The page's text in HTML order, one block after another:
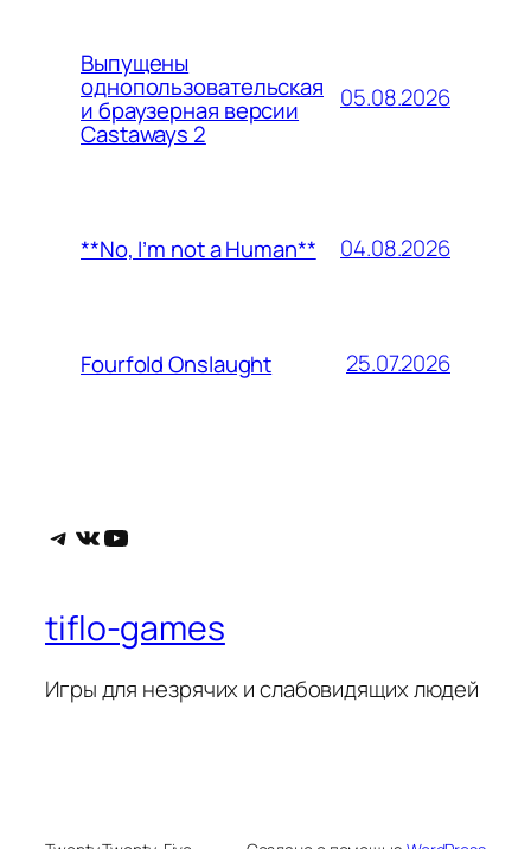
Выпущены
однопользовательская
и браузерная версии
Castaways 2
05.08.2026
**No, I’m not a Human** 04.08.2026
Fourfold Onslaught 25.07.2026
Telegram
ВКонтакте
YouTube
tiflo-games
Игры для незрячих и слабовидящих людей